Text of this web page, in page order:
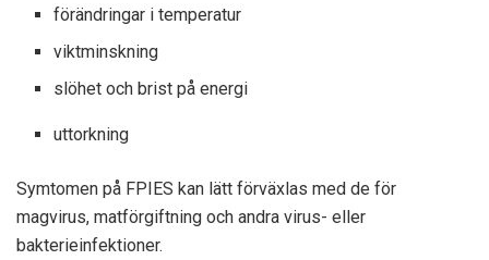
förändringar i temperatur
viktminskning
slöhet och brist på energi
uttorkning
Symtomen på FPIES kan lätt förväxlas med de för
magvirus, matförgiftning och andra virus- eller
bakterieinfektioner.